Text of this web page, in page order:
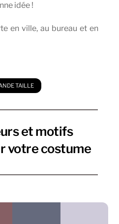
idée !
en ville, au bureau et en
TAILLE
et motifs
votre costume